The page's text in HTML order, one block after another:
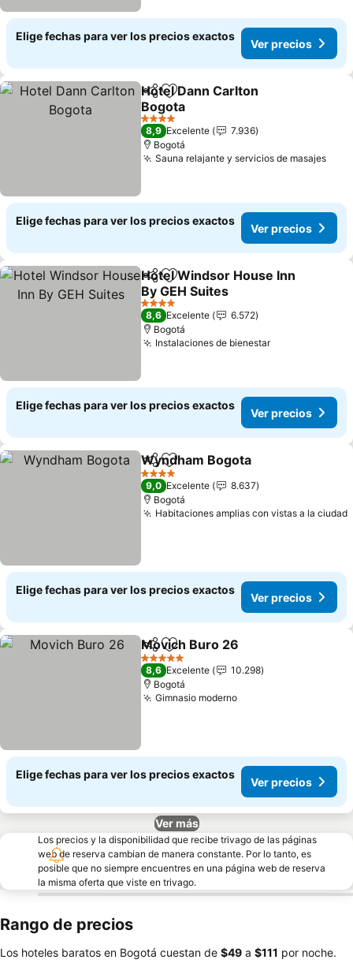
Elige fechas para ver los precios exactos
Ver precios
CompartirAgregar a favoritos
Hotel Dann Carlton
Bogota
4 Estrellas
8,9 Excelente
7.936
Bogotá
Sauna relajante y servicios de masajes
Elige fechas para ver los precios exactos
Ver precios
CompartirAgregar a favoritos
Hotel Windsor House Inn
By GEH Suites
4 Estrellas
8,6 Excelente
6.572
Bogotá
Instalaciones de bienestar
Elige fechas para ver los precios exactos
Ver precios
CompartirAgregar a favoritos
Wyndham Bogota
4 Estrellas
9,0 Excelente
8.637
Bogotá
Habitaciones amplias con vistas a la ciudad
Elige fechas para ver los precios exactos
Ver precios
CompartirAgregar a favoritos
Movich Buro 26
5 Estrellas
8,6 Excelente
10.298
Bogotá
Gimnasio moderno
Elige fechas para ver los precios exactos
Ver precios
Ver más
Los precios y la disponibilidad que recibe trivago de las páginas
web de reserva cambian de manera constante. Por lo tanto, es
posible que no siempre encuentres en una página web de reserva
la misma oferta que viste en trivago.
Rango de precios
Los hoteles baratos en Bogotá cuestan de ‎$49 a ‎$111 por noche.